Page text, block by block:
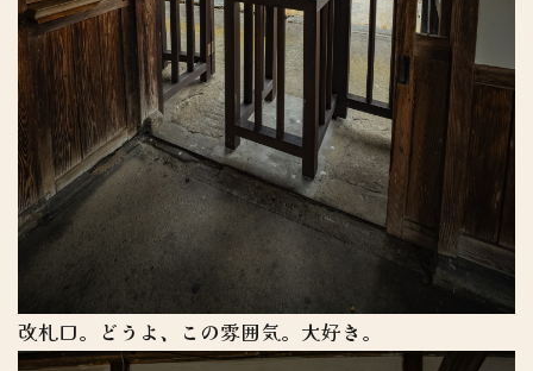
改札口。どうよ、この雰囲気。大好き。